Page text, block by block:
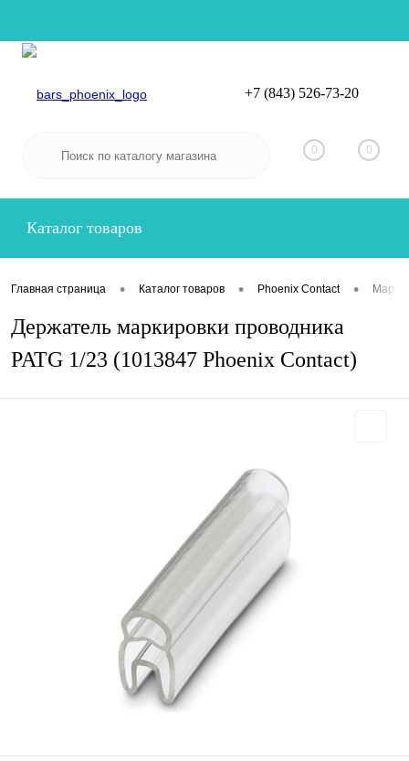
Вход
+7 (843) 526-73-20
0 0
Каталог товаров
Главная страница • Каталог товаров • Phoenix Contact •
Держатель маркировки проводника
PATG 1/23 (1013847 Phoenix Contact)